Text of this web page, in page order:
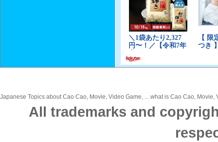
Japanese Topics about Cao Cao, Movie, Video Game, ... what is Cao Cao,
All trademarks and